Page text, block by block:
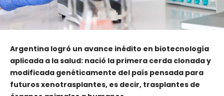
Argentina logró un avance inédito en biotecnología
aplicada a la salud: nació la primera cerda clonada y
modificada genéticamente del país pensada para
futuros xenotrasplantes, es decir, trasplantes de